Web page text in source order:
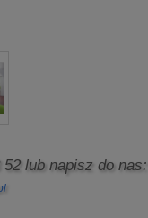
52lub napisz do nas: